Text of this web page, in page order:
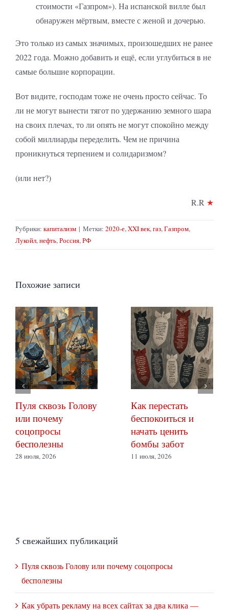
стоимости «Газпром»). На испанской вилле был
обнаружен мёртвым, вместе с женой и дочерью.
Это только из самых значимых, произошедших не ранее
2022 года. Можно добавить и ещё, если углубиться в не
самые большие корпорации.
Вот видите, господам тоже не очень просто сейчас. То
ли не могут вынести тягот по удержанию земного шара
на своих плечах, то ли опять не могут спокойно между
собой миллиарды переделить. Чем не причина
проникнуться терпением и солидаризмом?
(или нет?)
R.R ★
Рубрики: капитализм | Метки: 2020-е,XXI век,газ,Газпром,
Лукойл,нефть,Россия,РФ
Похожие записи
Пуля сквозь Голову
или почему
соцопросы
бесполезны
28 июля, 2026
Как перестать
беспокоиться и
начать ценить
бомбы забот
11 июля, 2026
5 свежайших публикаций
Пуля сквозь Голову или почему соцопросы
бесполезны
Как убрать рекламу на всех сайтах за два клика —